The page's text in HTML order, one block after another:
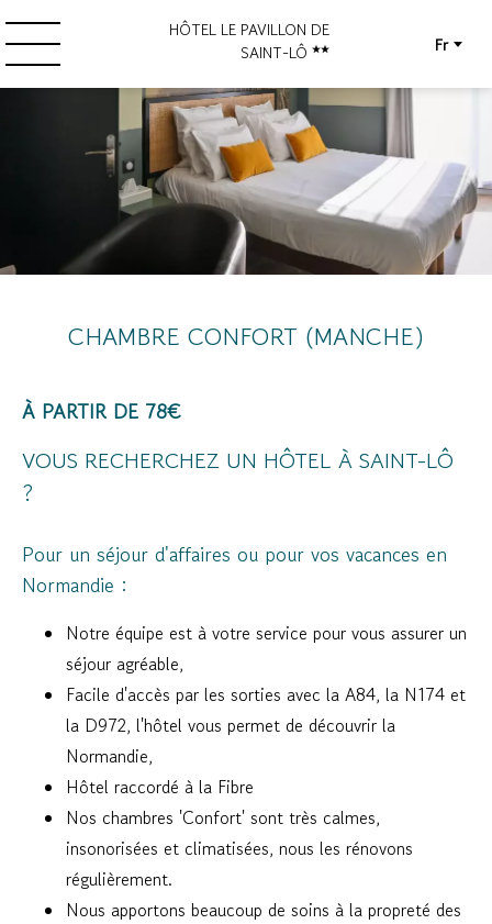
HÔTEL LE PAVILLON DE
SAINT-LÔ
Fr
CHAMBRE CONFORT (MANCHE)
À PARTIR DE 78€
VOUS RECHERCHEZ UN HÔTEL À SAINT-LÔ
?
Pour un séjour d'affaires ou pour vos vacances en
Normandie :
Notre équipe est à votre service pour vous assurer un
séjour agréable,
Facile d'accès par les sorties avec la A84, la N174 et
la D972, l'hôtel vous permet de découvrir la
Normandie,
Hôtel raccordé à la Fibre
Nos chambres 'Confort' sont très calmes,
insonorisées et climatisées, nous les rénovons
régulièrement.
Nous apportons beaucoup de soins à la propreté des